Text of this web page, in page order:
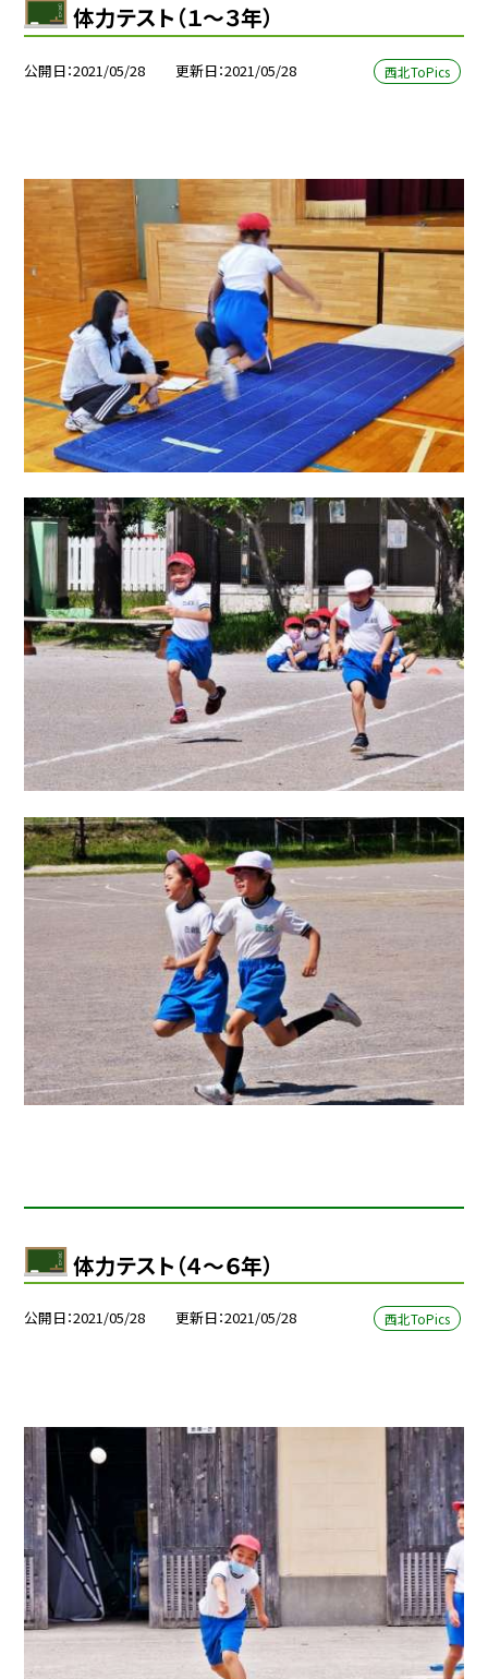
体力テスト（１〜３年）
公開日 2021/05/28 更新日 2021/05/28 西北ToPics
体力テスト（４〜６年）
公開日 2021/05/28 更新日 2021/05/28 西北ToPics